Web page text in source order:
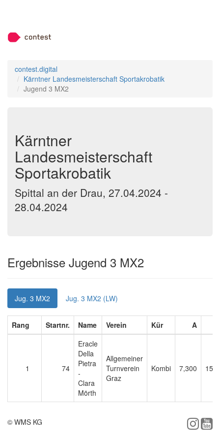
contest.digital
Kärntner Landesmeisterschaft Sportakrobatik
Jugend 3 MX2
Kärntner
Landesmeisterschaft
Sportakrobatik
Spittal an der Drau, 27.04.2024 -
28.04.2024
Ergebnisse Jugend 3 MX2
Jug. 3 MX2 Jug. 3 MX2 (LW)
Rang Startnr. Name Verein Kür A
1 74
Eracle
Della
Pietra
-
Clara
Mörth
Allgemeiner
Turnverein
Graz
Kombi 7,300
© WMS KG